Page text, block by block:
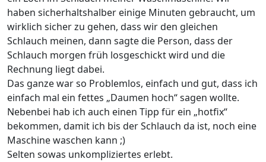
haben sicherhaltshalber einige Minuten gebraucht, um
wirklich sicher zu gehen, dass wir den gleichen
Schlauch meinen, dann sagte die Person, dass der
Schlauch morgen früh losgeschickt wird und die
Rechnung liegt dabei.
Das ganze war so Problemlos, einfach und gut, dass ich
einfach mal ein fettes „Daumen hoch“ sagen wollte.
Nebenbei hab ich auch einen Tipp für ein „hotfix“
bekommen, damit ich bis der Schlauch da ist, noch eine
Maschine waschen kann ;)
Selten sowas unkompliziertes erlebt.